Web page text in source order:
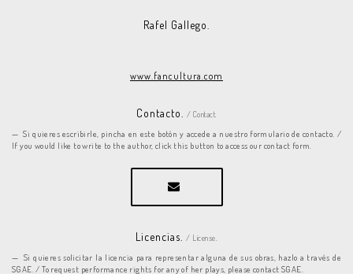
Rafel Gallego.
www.fancultura.com
Contacto. / Contact.
Si quieres escribirle, pincha en este botón y accede a nuestro formulario de contacto. /
If you would like to write to the author, click this button to access our contact form.
Licencias. / License.
Si quieres solicitar la licencia para representar alguna de sus obras, hazlo a través de
SGAE. / To request performance rights for any of her plays, please contact SGAE.